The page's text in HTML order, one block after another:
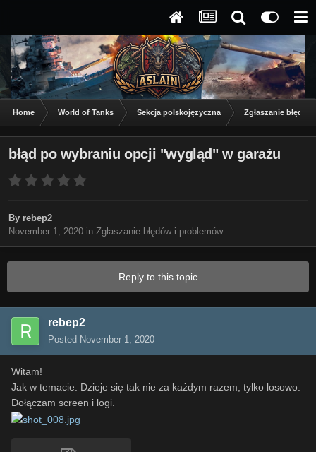
Home World of Tanks Sekcja polskojęzyczna Zgłaszanie
błąd po wybraniu opcji "wygląd" w garażu
By rebep2
November 1, 2020 in Zgłaszanie błędów i problemów
Reply to this topic
rebep2
Posted November 1, 2020
Witam!
Jak w temacie. Dzieje się tak nie za każdym razem, tylko losowo.
Dołączam screen i logi.